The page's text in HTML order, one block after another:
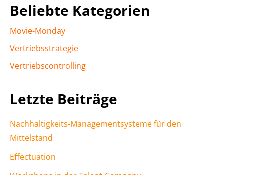
Beliebte Kategorien
Movie-Monday
Vertriebsstrategie
Vertriebscontrolling
Letzte Beiträge
Nachhaltigkeits-Managementsysteme für den
Mittelstand
Effectuation